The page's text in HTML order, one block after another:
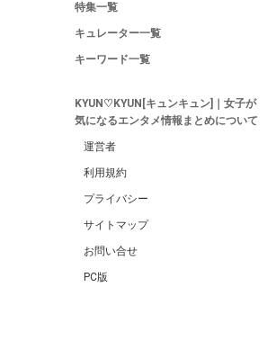
特集一覧
キュレーター一覧
キーワード一覧
KYUN♡KYUN[キュンキュン]｜女子が
気になるエンタメ情報まとめについて
運営者
利用規約
プライバシー
サイトマップ
お問い合せ
PC版